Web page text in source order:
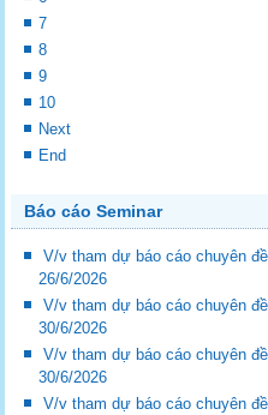
7
8
9
10
Next
End
Báo cáo Seminar
V/v tham dự báo cáo chuyên
26/6/2026
V/v tham dự báo cáo chuyên
30/6/2026
V/v tham dự báo cáo chuyên
30/6/2026
V/v tham dự báo cáo chuyên